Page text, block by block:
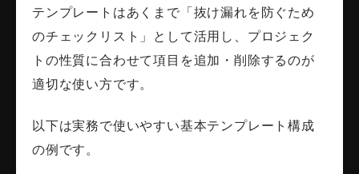
テンプレートはあくまで「抜け漏れを防ぐため
のチェックリスト」として活用し、プロジェク
トの性質に合わせて項目を追加・削除するのが
適切な使い方です。
以下は実務で使いやすい基本テンプレート構成
の例です。